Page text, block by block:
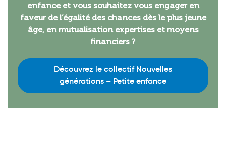
enfance et vous souhaitez vous engager en
faveur de l’égalité des chances dès le plus jeune
âge, en mutualisation expertises et moyens
financiers ?
Découvrez le collectif Nouvelles
générations – Petite enfance